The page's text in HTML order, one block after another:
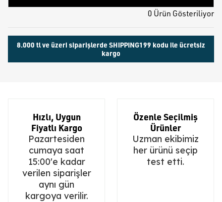
0 Ürün Gösteriliyor
8.000 tl ve üzeri siparişlerde SHIPPING199 kodu ile ücretsiz
kargo
Hızlı, Uygun
Fiyatlı Kargo
Pazartesiden
cumaya saat
15:00'e kadar
verilen siparişler
aynı gün
kargoya verilir.
Özenle Seçilmiş
Ürünler
Uzman ekibimiz
her ürünü seçip
test etti.